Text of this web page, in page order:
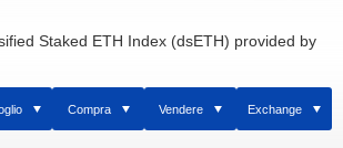
Staked ETH Index (dsETH) provided by
Compra Vendere Exchange